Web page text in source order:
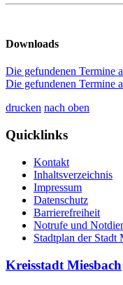
Downloads
Die gefundenen Termine
Die gefundenen Termine
drucken nach oben
Quicklinks
Kontakt
Inhaltsverzeichnis
Impressum
Datenschutz
Barrierefreiheit
Notrufe und
Stadtplan der Stadt
Kreisstadt Miesbach